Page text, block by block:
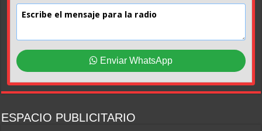
Enviar WhatsApp
ESPACIO PUBLICITARIO